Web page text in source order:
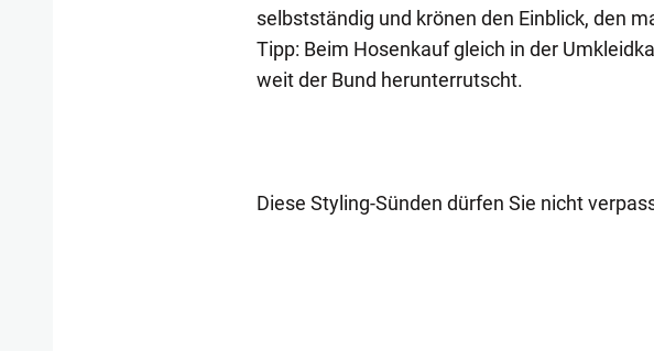
selbstständig und krönen den Einblick, den
Tipp: Beim Hosenkauf gleich in der
weit der Bund herunterrutscht.
Diese Styling-Sünden dürfen Sie nicht